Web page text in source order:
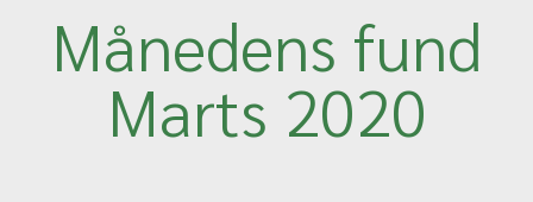
Månedens fund
Marts 2020